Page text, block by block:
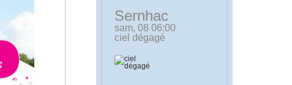
Sernhac
sam, 08 06:00
ciel dégagé